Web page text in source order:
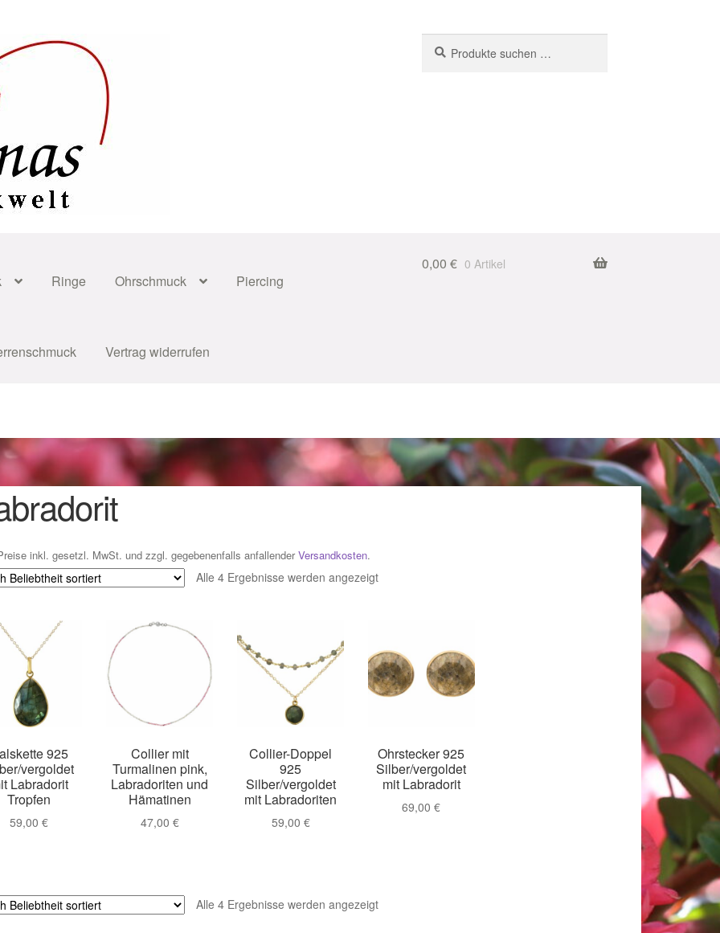
nach:
Ringe Ohrschmuck Piercing
Vertrag widerrufen
für Weihnachten 2023
für Weihnachten 2025
Schmuck online kaufen 2018 Im Gedenken anImpressum
Karneval 2019 – Schmuck zu Fasching & Co.
Kasse Liefer- und Versandkosten
und Festliches zu Halloween
Magisches und Festliches zu Halloween 2022 Mein Konto
finden für Ostern 2016
finden für Ostern 2018
finden für Ostern 2022 Partner Shop Startseite
0,00 € 0 Artikel
inkl. gesetzl. MwSt. und zzgl. gegebenenfalls anfallenderVersandkosten.
Alle 4 Ergebnisse werden angezeigtNach
925
vergoldet
Labradorit
Tropfen
59,00€
Collier mit
Turmalinen pink,
Labradoriten und
Hämatinen
47,00 €
Collier-Doppel
925
Silber/vergoldet
mit Labradoriten
59,00 €
Ohrstecker 925
Silber/vergoldet
mit Labradorit
69,00€
Alle 4 Ergebnisse werden angezeigtNach